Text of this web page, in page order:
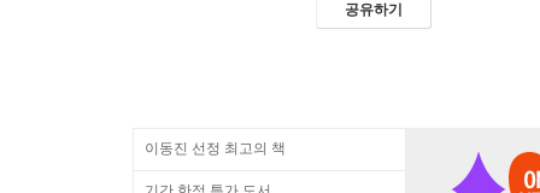
공유하기
이동진 선정 최고의 책